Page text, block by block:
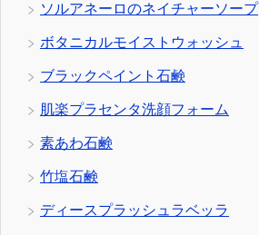
ソルアネーロのネイチャーソープ
ボタニカルモイストウォッシュ
ブラックペイント石鹸
肌楽プラセンタ洗顔フォーム
素あわ石鹸
竹塩石鹸
ディースプラッシュラベッラ